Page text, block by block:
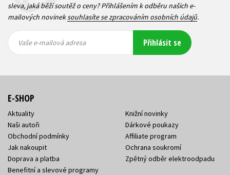
sleva, jaká běží soutěž o ceny? Přihlášením k odběru našich e-
mailových novineksouhlasíte se zpracováním osobních údajů.
mailová
mailová
Vaše e-mailová adresa Přihlásit se
E-SHOP
Aktuality
Naši autoři
Obchodní podmínky
Jak nakoupit
Doprava a platba
Benefitní a slevové programy
Knižní novinky
Dárkové poukazy
Affiliate program
Ochrana soukromí
Zpětný odběr elektroodpadu